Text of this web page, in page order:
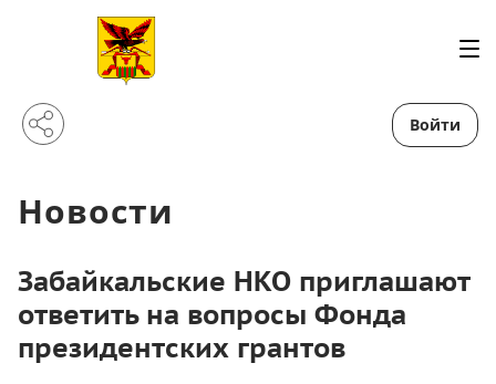
Войти
Новости
Забайкальские НКО приглашают
ответить на вопросы Фонда
президентских грантов